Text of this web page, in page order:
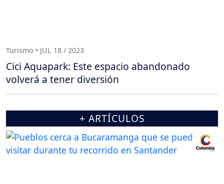
Turismo • JUL 18 / 2023
Cici Aquapark: Este espacio abandonado
volverá a tener diversión
+ ARTÍCULOS